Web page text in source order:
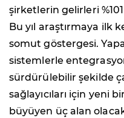
şirketlerin gelirleri
Bu yıl araştırmaya ilk
somut göstergesi.
sistemlerle
sürdürülebilir şekilde
sağlayıcıları için yeni
büyüyen üç alan